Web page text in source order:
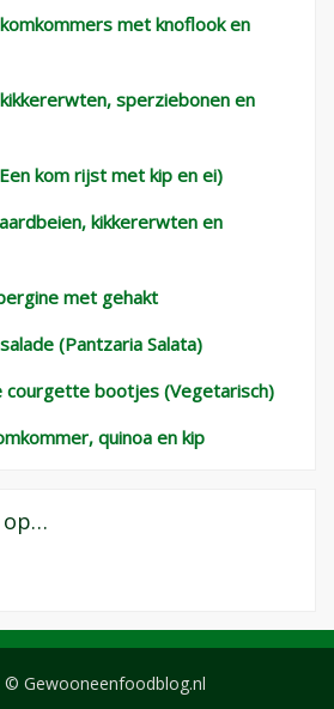
met knoflook en
sperziebonen en
kom rijst met kip en ei)
kikkererwten en
met gehakt
(Pantzaria Salata)
courgette bootjes (Vegetarisch)
quinoa en kip
op…
© Gewooneenfoodblog.nl